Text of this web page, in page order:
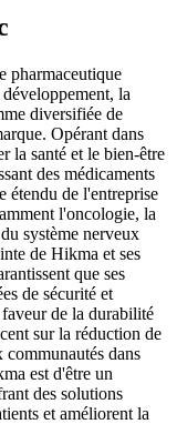
pharmaceutique
la
diversifiée de
Opérant dans
la santé et le bien-être
des médicaments
étendu de l'entreprise
l'oncologie, la
système nerveux
de Hikma et ses
que ses
de sécurité et
de la durabilité
sur la réduction de
dans
est d'être un
des solutions
et améliorent la